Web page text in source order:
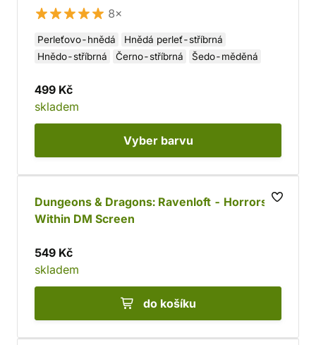
8×
Perleťovo-hnědá
Hnědá perleť-stříbrná
Hnědo-stříbrná
Černo-stříbrná Šedo-měděná
499 Kč
skladem
Vyber barvu
Dungeons & Dragons: Ravenloft - Horrors
Within DM Screen
549 Kč
skladem
do košíku